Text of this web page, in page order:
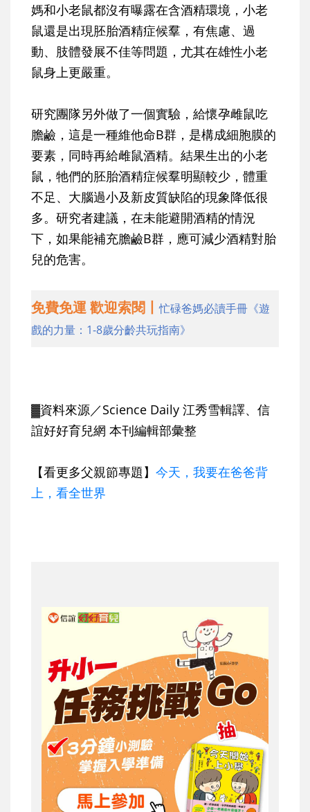
媽和小老鼠都沒有曝露在含酒精環境，小老
鼠還是出現胚胎酒精症候羣，有焦慮、過
動、肢體發展不佳等問題，尤其在雄性小老
鼠身上更嚴重。
研究團隊另外做了一個實驗，給懷孕雌鼠吃
膽鹼，這是一種維他命B群，是構成細胞膜的
要素，同時再給雌鼠酒精。結果生出的小老
鼠，牠們的胚胎酒精症候羣明顯較少，體重
不足、大腦過小及新皮質缺陷的現象降低很
多。研究者建議，在未能避開酒精的情況
下，如果能補充膽鹼B群，應可減少酒精對胎
兒的危害。
免費免運 歡迎索閱丨忙碌爸媽必讀手冊《遊
戲的力量：1-8歲分齡共玩指南》
▓資料來源／Science Daily 江秀雪輯譯、信
誼好好育兒網 本刊編輯部彙整
【看更多父親節專題】 今天，我要在爸爸背
上，看全世界